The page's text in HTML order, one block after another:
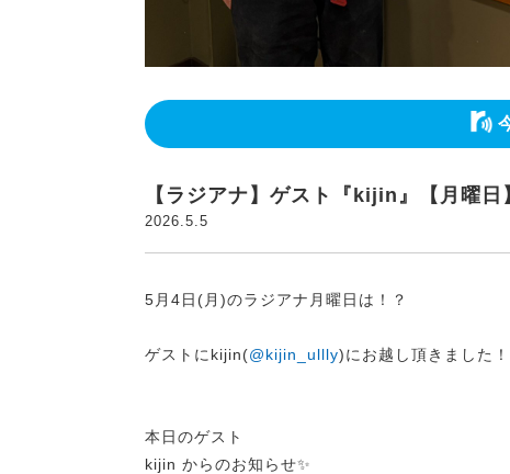
【ラジアナ】ゲスト『kijin』【月曜日
2026.5.5
5月4日(月)のラジアナ月曜日は！？
ゲストにkijin(@kijin_ullly)にお越し頂きました！
本日のゲスト
kijin からのお知らせ✨